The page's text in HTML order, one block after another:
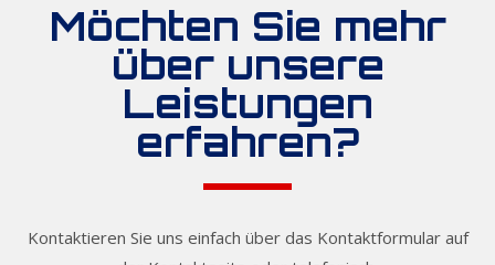
Möchten Sie mehr
über unsere
Leistungen
erfahren?
Kontaktieren Sie uns einfach über das Kontaktformular auf